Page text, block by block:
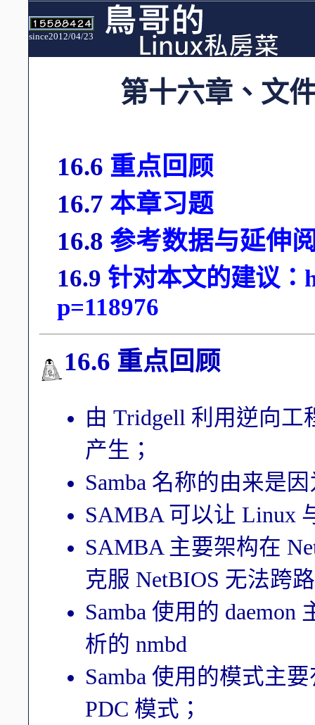
since2012/04/23
第十六章、文
16.6 重点回顾
16.7 本章习题
16.8 参考数据与延伸
16.9 针对本文的建议
p=118976
16.6 重点回顾
由 Tridgell 利用逆向工
产生；
Samba 名称的由来是
SAMBA 可以让 Linux
SAMBA 主要架构在
克服 NetBIOS 无法跨
Samba 使用的
析的 nmbd
Samba 使用的模式主
PDC 模式；